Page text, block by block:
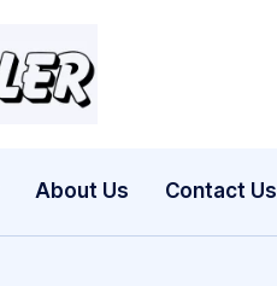
About Us Contact Us